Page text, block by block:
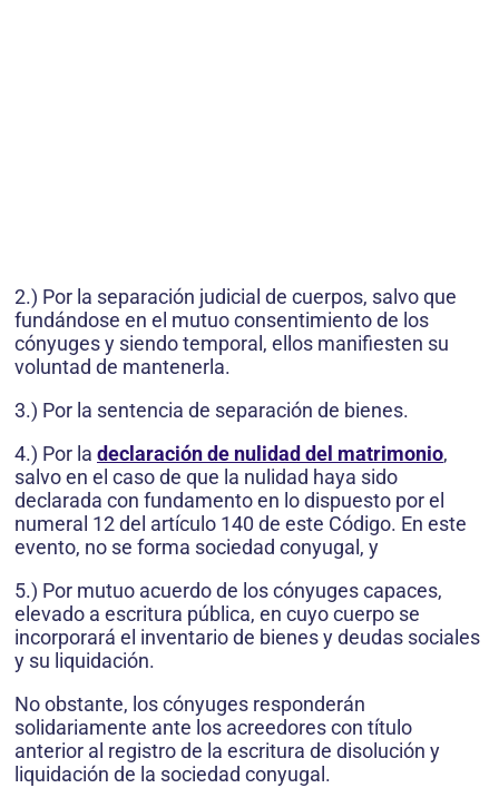
2.) Por la separación judicial de cuerpos, salvo que
fundándose en el mutuo consentimiento de los
cónyuges y siendo temporal, ellos manifiesten su
voluntad de mantenerla.
3.) Por la sentencia de separación de bienes.
4.) Por la declaración de nulidad del matrimonio,
salvo en el caso de que la nulidad haya sido
declarada con fundamento en lo dispuesto por el
numeral 12 del artículo 140 de este Código. En este
evento, no se forma sociedad conyugal, y
5.) Por mutuo acuerdo de los cónyuges capaces,
elevado a escritura pública, en cuyo cuerpo se
incorporará el inventario de bienes y deudas sociales
y su liquidación.
No obstante, los cónyuges responderán
solidariamente ante los acreedores con título
anterior al registro de la escritura de disolución y
liquidación de la sociedad conyugal.